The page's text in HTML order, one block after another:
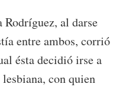
Rodríguez, al darse
entre ambos, corrió
ésta decidió irse a
con quien